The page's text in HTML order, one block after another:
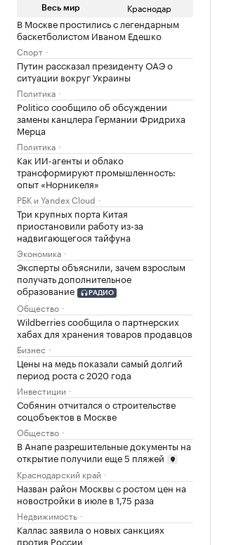
Весь мир Краснодар
В Москве простились с легендарным
баскетболистом Иваном Едешко
Спорт
Путин рассказал президенту ОАЭ о
ситуации вокруг Украины
Политика
Politico сообщило об обсуждении
замены канцлера Германии Фридриха
Мерца
Политика
Как ИИ-агенты и облако
трансформируют промышленность:
опыт «Норникеля»
РБК и Yandex Cloud
Три крупных порта Китая
приостановили работу из-за
надвигающегося тайфуна
Экономика
Эксперты объяснили, зачем взрослым
получать дополнительное
образование
РАДИО
Общество
Wildberries сообщила о партнерских
хабах для хранения товаров продавцов
Бизнес
Цены на медь показали самый долгий
период роста с 2020 года
Инвестиции
Собянин отчитался о строительстве
соцобъектов в Москве
Общество
В Анапе разрешительные документы на
открытие получили еще 5 пляжей
Краснодарский край
Назван район Москвы с ростом цен на
новостройки в июле в 1,75 раза
Недвижимость
Каллас заявила о новых санкциях
против России